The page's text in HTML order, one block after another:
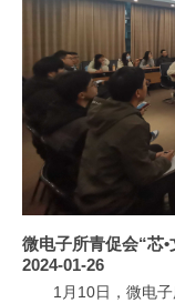
微电子所青促会“芯
2024-01-26
1月10日，微电